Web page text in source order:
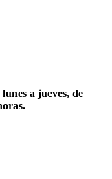
lunes a jueves, de